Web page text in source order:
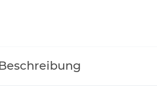
Beschreibung